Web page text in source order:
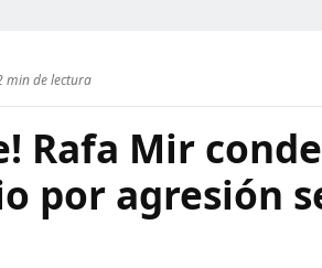
min de lectura
Rafa Mir
por agresión